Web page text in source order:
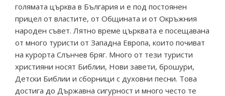
голямата църква в България и е под постоянен
прицел от властите, от Общината и от Окръжния
народен съвет. Лятно време църквата е посещавана
от много туристи от Западна Европа, които почиват
на курорта Слънчев бряг. Много от тези туристи
християни носят Библии, Нови завети, брошури,
Детски Библии и сборници с духовни песни. Това
достига до Държавна сигурност и много често те